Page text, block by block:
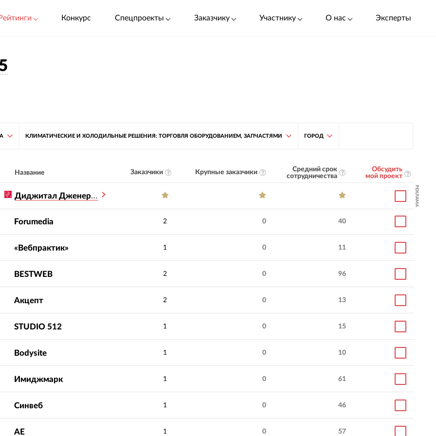
Конкурс Спецпроекты Заказчику Участнику О нас Эксперты
КЛИМАТИЧЕСКИЕ И ХОЛОДИЛЬНЫЕ РЕШЕНИЯ: ТОРГОВЛЯ ОБОРУДОВАНИЕМ, ЗАПЧАСТЯМИ ГОРОД
Название Заказчики Крупные заказчики
Средний срок
сотрудничества
Обсудить
мой проект
Диджитал Дженерейшен РЕКЛАМА
Forumedia 2 0 40
«Вебпрактик» 1 0 11
BESTWEB 2 0 96
Акцепт 2 0 13
STUDIO 512 1 0 15
Bodysite 1 0 10
Имиджмарк 1 0 61
Синвеб 1 0 46
АЕ 1 0 57